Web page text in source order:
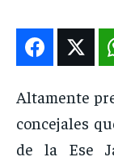
EN
EN
EN VIVO
NOSOTROS
EN VIVO
NOSOTROS
Altamente
concejales
de la Ese